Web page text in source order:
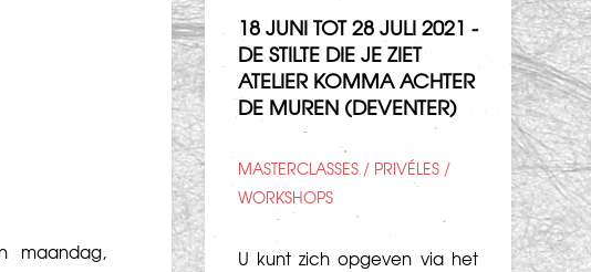
maandag,
18 JUNI TOT 28 JULI 2021 -
DE STILTE DIE JE ZIET
ATELIER KOMMA ACHTER
DE MUREN (DEVENTER)
MASTERCLASSES / PRIVÉLES /
WORKSHOPS
U kunt zich opgeven via het